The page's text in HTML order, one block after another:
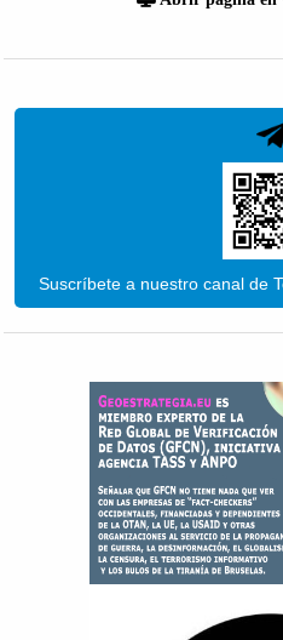
Suscríbete a nuestro canal de